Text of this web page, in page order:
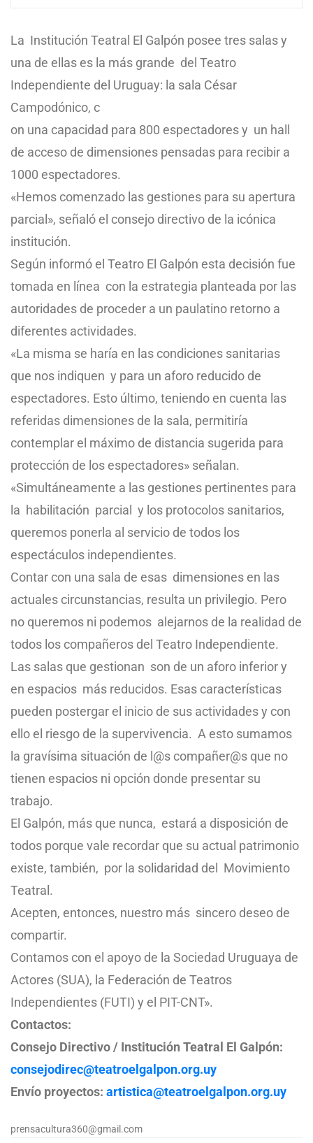
La Institución Teatral El Galpón posee tres salas y
una de ellas es la más grande del Teatro
Independiente del Uruguay: la sala César
Campodónico, c
on una capacidad para 800 espectadores y un hall
de acceso de dimensiones pensadas para recibir a
1000 espectadores.
«Hemos comenzado las gestiones para su apertura
parcial», señaló el consejo directivo de la icónica
institución.
Según informó el Teatro El Galpón esta decisión fue
tomada en línea con la estrategia planteada por las
autoridades de proceder a un paulatino retorno a
diferentes actividades.
«La misma se haría en las condiciones sanitarias
que nos indiquen y para un aforo reducido de
espectadores. Esto último, teniendo en cuenta las
referidas dimensiones de la sala, permitiría
contemplar el máximo de distancia sugerida para
protección de los espectadores» señalan.
«Simultáneamente a las gestiones pertinentes para
la habilitación parcial y los protocolos sanitarios,
queremos ponerla al servicio de todos los
espectáculos independientes.
Contar con una sala de esas dimensiones en las
actuales circunstancias, resulta un privilegio. Pero
no queremos ni podemos alejarnos de la realidad de
todos los compañeros del Teatro Independiente.
Las salas que gestionan son de un aforo inferior y
en espacios más reducidos. Esas características
pueden postergar el inicio de sus actividades y con
ello el riesgo de la supervivencia. A esto sumamos
la gravísima situación de l@s compañer@s que no
tienen espacios ni opción donde presentar su
trabajo.
El Galpón, más que nunca, estará a disposición de
todos porque vale recordar que su actual patrimonio
existe, también, por la solidaridad del Movimiento
Teatral.
Acepten, entonces, nuestro más sincero deseo de
compartir.
Contamos con el apoyo de la Sociedad Uruguaya de
Actores (SUA), la Federación de Teatros
Independientes (FUTI) y el PIT-CNT».
Contactos:
Consejo Directivo / Institución Teatral El Galpón:
consejodirec@teatroelgalpon.org.uy
Envío proyectos: artistica@teatroelgalpon.org.uy
prensacultura360@gmail.com